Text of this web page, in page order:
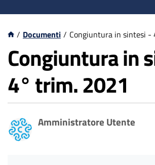
/ Documenti / Congiuntura in sintesi -
Congiuntura in
4° trim. 2021
Amministratore Utente